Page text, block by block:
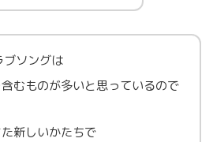
ブソングは
むものが多いと思っているので
新しいかたちで